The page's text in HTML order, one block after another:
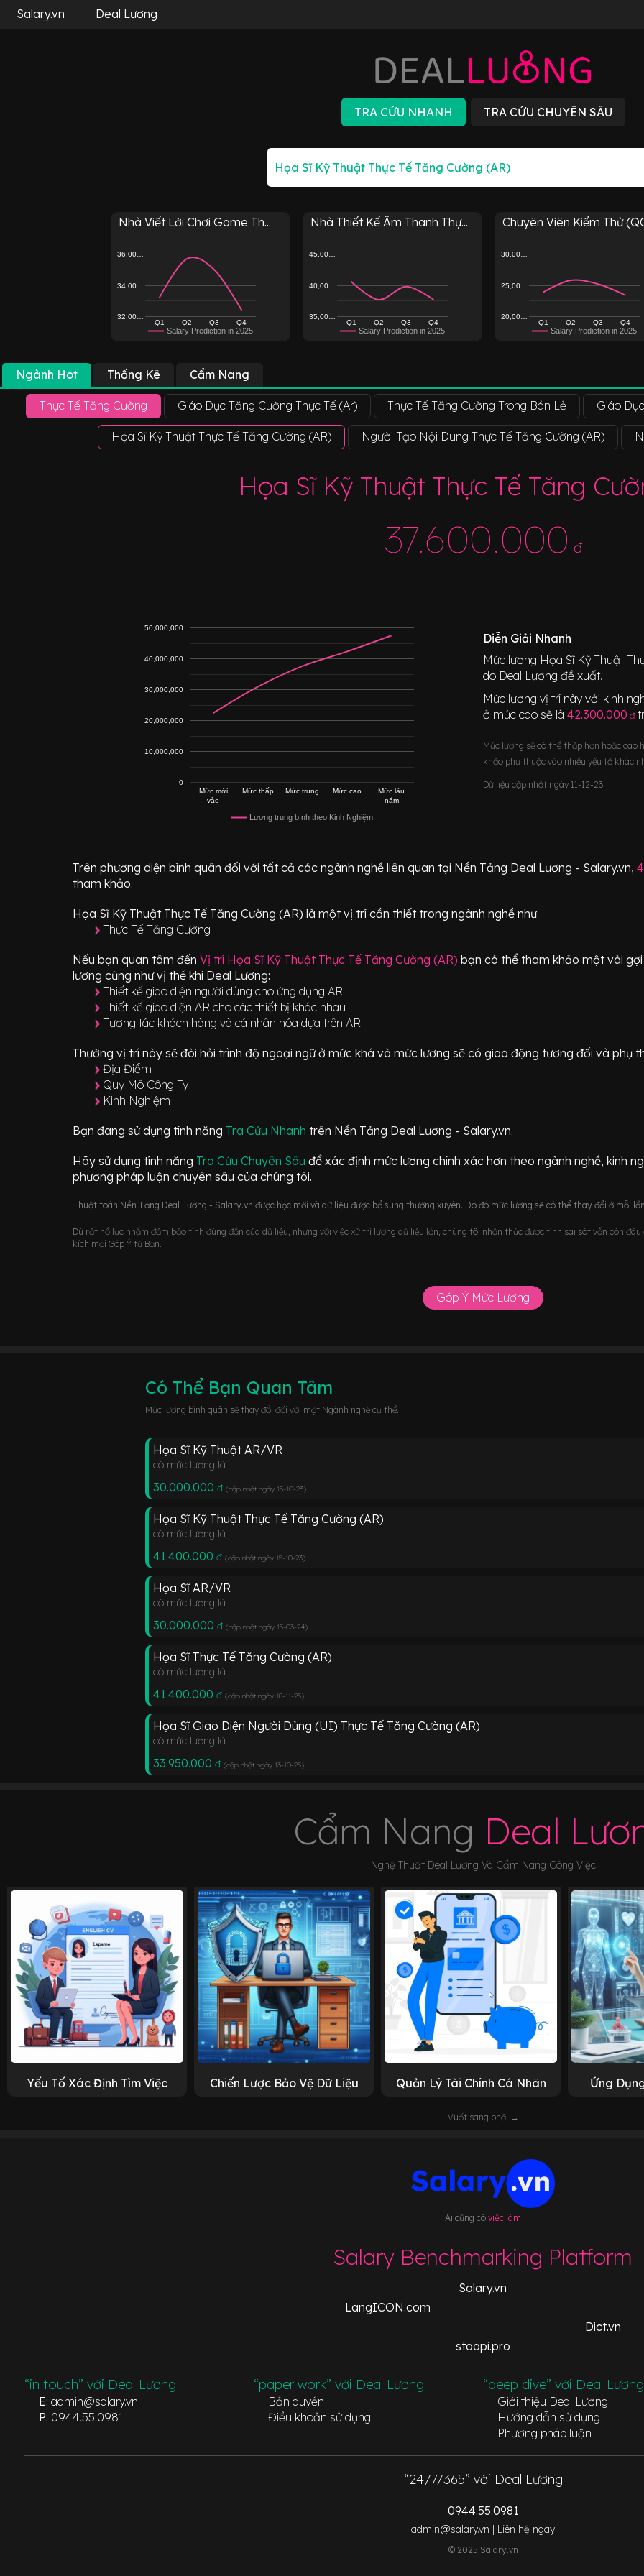
Salary.vn Deal Lương
Nhà Viết Lời Chơi Game Th...
Salary Prediction in 2025
Q1 Q2 Q3 Q4
32,00…
34,00…
36,00…
Nhà Thiết Kế Âm Thanh Thự...
Salary Prediction in 2025
Q1 Q2 Q3 Q4
35,00…
40,00…
45,00…
Chuyên Viên Kiểm Thử
Salary Prediction in 2025
Q1 Q2 Q3 Q4
20,00…
25,00…
30,00…
Ngành Hot Thống Kê Cẩm Nang
Thực Tế Tăng Cường Giáo Dục Tăng Cường Thực Tế (Ar) Thực Tế Tăng Cường Trong Bán Lẻ Giáo
Họa Sĩ Kỹ Thuật Thực Tế Tăng Cường (AR) Người Tạo Nội Dung Thực Tế Tăng Cường (AR)
Họa Sĩ Kỹ Thuật Thực Tế Tăng
37.600.000 đ
Lương trung bình theo Kinh Nghiệm
Mức mới
vào
Mức thấp Mức trung Mức cao
Mức lâu
năm
0
10,000,000
20,000,000
30,000,000
40,000,000
50,000,000
Diễn Giải Nhanh
Mức lương Họa Sĩ Kỹ Thuật
do Deal Lương đề xuất.
Mức lương vị trí này với kinh
ở mức cao sẽ là 42.300.000 đ
Mức lương sẽ có thể thấp hơn hoặc
khảo phụ thuộc vào nhiều yếu tố khác
Dữ liệu cập nhật ngày 11-12-23.
Trên phương diện bình quân đối với tất cả các ngành nghề liên quan tại Nền Tảng Deal Lương - Salary.vn,
tham khảo.
Họa Sĩ Kỹ Thuật Thực Tế Tăng Cường (AR) là một vị trí cần thiết trong ngành nghề như
Thực Tế Tăng Cường
Nếu bạn quan tâm đến Vị trí Họa Sĩ Kỹ Thuật Thực Tế Tăng Cường (AR) bạn có thể tham khảo một vài
lương cũng như vị thế khi Deal Lương:
Thiết kế giao diện người dùng cho ứng dụng AR
Thiết kế giao diện AR cho các thiết bị khác nhau
Tương tác khách hàng và cá nhân hóa dựa trên AR
Thường vị trí này sẽ đòi hỏi trình độ ngoại ngữ ở mức khá và mức lương sẽ có giao động tương đối và phụ
Địa Điểm
Quy Mô Công Ty
Kinh Nghiệm
Bạn đang sử dụng tính năng Tra Cứu Nhanh trên Nền Tảng Deal Lương - Salary.vn.
Hãy sử dụng tính năng Tra Cứu Chuyên Sâu để xác định mức lương chính xác hơn theo ngành nghề, kinh
phương pháp luận chuyên sâu của chúng tôi.
Thuật toán Nền Tảng Deal Lương - Salary.vn được học mới và dữ liệu được bổ sung thường xuyên. Do đó mức lương sẽ có thể thay đổi ở mỗi
Dù rất nổ lực nhằm đảm bảo tính đúng đắn của dữ liệu, nhưng với việc xử trí lượng dữ liệu lớn, chúng tôi nhận thức được tính sai sót vẫn còn
kích mọi Góp Ý từ Bạn.
Góp Ý Mức Lương
Có Thể Bạn Quan Tâm
Mức lương bình quân sẽ thay đổi đối với một Ngành nghề cụ thể.
Họa Sĩ Kỹ Thuật AR/VR
có mức lương là
30.000.000 đ (cập nhật ngày 15-10-23)
Họa Sĩ Kỹ Thuật Thực Tế Tăng Cường (AR)
có mức lương là
41.400.000 đ (cập nhật ngày 15-10-23)
Họa Sĩ AR/VR
có mức lương là
30.000.000 đ (cập nhật ngày 15-03-24)
Họa Sĩ Thực Tế Tăng Cường (AR)
có mức lương là
41.400.000 đ (cập nhật ngày 18-11-25)
Họa Sĩ Giao Diện Người Dùng (UI) Thực Tế Tăng Cường (AR)
có mức lương là
33.950.000 đ (cập nhật ngày 13-10-25)
Cẩm Nang Deal
Nghệ Thuật Deal Lương Và Cẩm Nang Công Việc
Yếu Tố Xác Định Tìm Việc Chiến Lược Bảo Vệ Dữ Liệu Quản Lý Tài Chính Cá Nhân Ứng
Vuốt sang phải →
Ai cũng cóviệc làm
Salary Benchmarking Platform
Salary.vn
LangICON.com
Dict.vn
staapi.pro
“in touch” với Deal Lương
E: admin@salary.vn
P: 0944.55.0981
“paper work” với Deal Lương
Bản quyền
Điều khoản sử dụng
“deep dive” với Deal Lương
Giới thiệu Deal Lương
Hướng dẫn sử dụng
Phương pháp luận
“24/7/365” với Deal Lương
0944.55.0981
admin@salary.vn | Liên hệ ngay
© 2025 Salary.vn